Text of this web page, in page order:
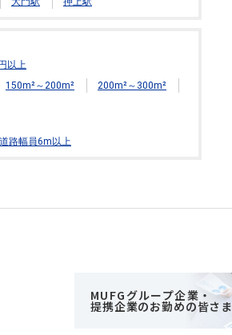
以上
150m²～200m²
200m²～300m²
路幅員6m以上
MUFGグループ企業・
提携企業のお勤めの皆さま